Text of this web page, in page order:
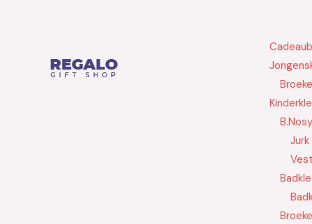
B.Nosy
Jurk
Vest